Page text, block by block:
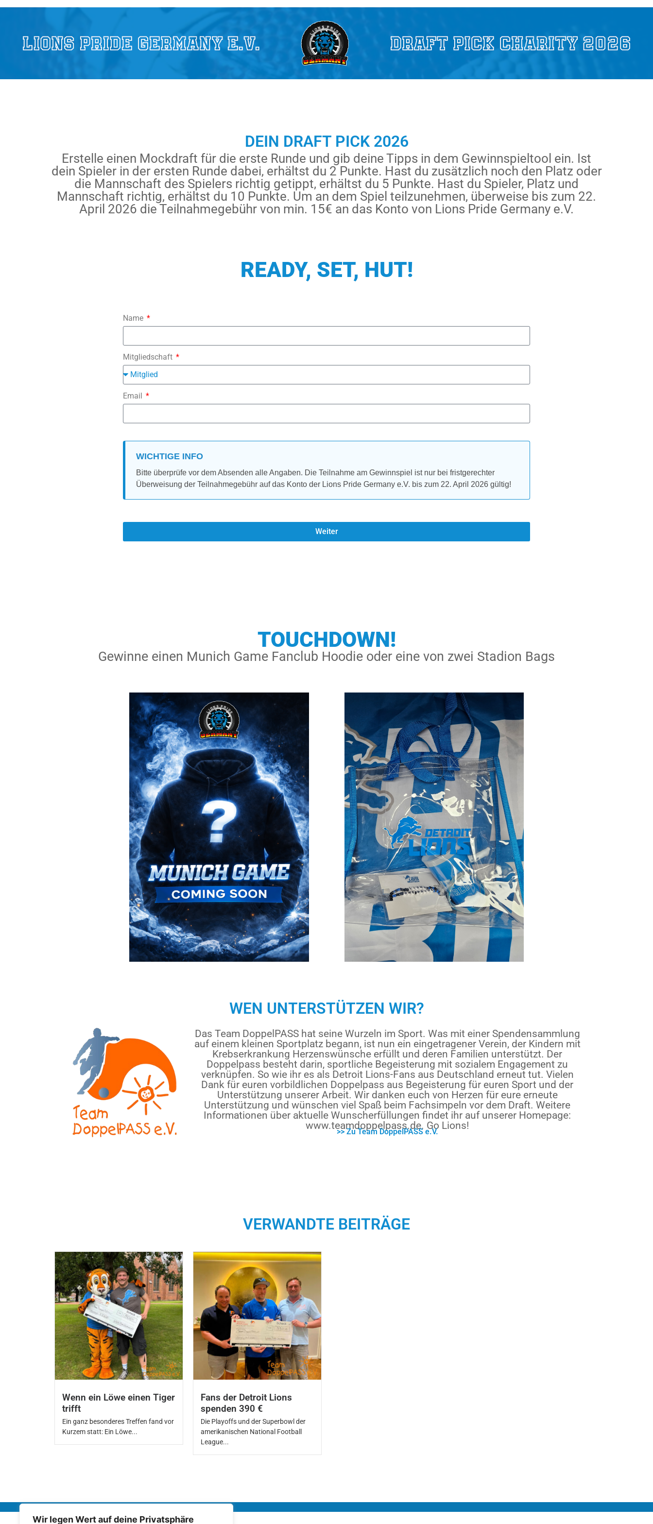
Wir legen Wert auf deine Privatsphäre
DEIN DRAFT PICK 2026
Erstelle einen Mockdraft für die erste Runde und gib deine Tipps in dem Gewinnspieltool ein. Ist
dein Spieler in der ersten Runde dabei, erhältst du 2 Punkte. Hast du zusätzlich noch den Platz oder
die Mannschaft des Spielers richtig getippt, erhältst du 5 Punkte. Hast du Spieler, Platz und
Mannschaft richtig, erhältst du 10 Punkte. Um an dem Spiel teilzunehmen, überweise bis zum 22.
April 2026 die Teilnahmegebühr von min. 15€ an das Konto von Lions Pride Germany e.V.
READY, SET, HUT!
Name
Mitgliedschaft
Email
WICHTIGE INFO
Bitte überprüfe vor dem Absenden alle Angaben. Die Teilnahme am Gewinnspiel ist nur bei fristgerechter
Überweisung der Teilnahmegebühr auf das Konto der Lions Pride Germany e.V. bis zum 22. April 2026 gültig!
Weiter
TOUCHDOWN!
Gewinne einen Munich Game Fanclub Hoodie oder eine von zwei Stadion Bags
WEN UNTERSTÜTZEN WIR?
Das Team DoppelPASS hat seine Wurzeln im Sport. Was mit einer Spendensammlung
auf einem kleinen Sportplatz begann, ist nun ein eingetragener Verein, der Kindern mit
Krebserkrankung Herzenswünsche erfüllt und deren Familien unterstützt. Der
Doppelpass besteht darin, sportliche Begeisterung mit sozialem Engagement zu
verknüpfen. So wie ihr es als Detroit Lions-Fans aus Deutschland erneut tut. Vielen
Dank für euren vorbildlichen Doppelpass aus Begeisterung für euren Sport und der
Unterstützung unserer Arbeit. Wir danken euch von Herzen für eure erneute
Unterstützung und wünschen viel Spaß beim Fachsimpeln vor dem Draft. Weitere
Informationen über aktuelle Wunscherfüllungen findet ihr auf unserer Homepage:
www.teamdoppelpass.de. Go Lions!
>> Zu Team DoppelPASS e.V.
VERWANDTE BEITRÄGE
Wenn ein Löwe einen Tiger
trifft
Ein ganz besonderes Treffen fand vor
Kurzem statt: Ein Löwe...
Fans der Detroit Lions
spenden 390 €
Die Playoffs und der Superbowl der
amerikanischen National Football
League...